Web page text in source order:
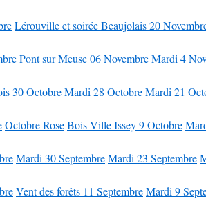
Lérouville et soirée Beaujolais 20
Pont sur Meuse 06 NovembreMardi 4
30 OctobreMardi 28 OctobreMardi 21
Octobre RoseBois Ville Issey 9 Octobre
Mardi 30 SeptembreMardi 23 Septembre
Vent des forêts 11 SeptembreMardi 9